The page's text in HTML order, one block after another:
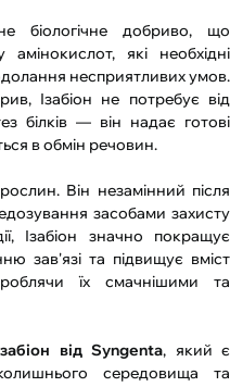
біологічне добриво, що
які необхідні
несприятливих умов.
Ізабіон не потребує від
білків — він надає готові
в обмін речовин.
Він незамінний після
засобами захисту
Ізабіон значно покращує
зав'язі та підвищує вміст
їх смачнішими та
від Syngenta, який є
середовища та